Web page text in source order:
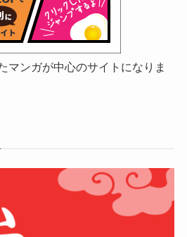
マンガが中心のサイトになりま